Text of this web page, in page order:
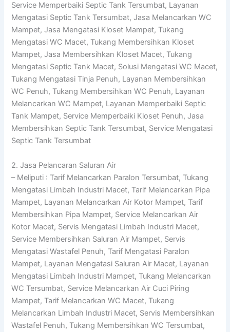
Service Memperbaiki Septic Tank Tersumbat, Layanan
Mengatasi Septic Tank Tersumbat, Jasa Melancarkan WC
Mampet, Jasa Mengatasi Kloset Mampet, Tukang
Mengatasi WC Macet, Tukang Membersihkan Kloset
Mampet, Jasa Membersihkan Kloset Macet, Tukang
Mengatasi Septic Tank Macet, Solusi Mengatasi WC Macet,
Tukang Mengatasi Tinja Penuh, Layanan Membersihkan
WC Penuh, Tukang Membersihkan WC Penuh, Layanan
Melancarkan WC Mampet, Layanan Memperbaiki Septic
Tank Mampet, Service Memperbaiki Kloset Penuh, Jasa
Membersihkan Septic Tank Tersumbat, Service Mengatasi
Septic Tank Tersumbat
2. Jasa Pelancaran Saluran Air
– Meliputi : Tarif Melancarkan Paralon Tersumbat, Tukang
Mengatasi Limbah Industri Macet, Tarif Melancarkan Pipa
Mampet, Layanan Melancarkan Air Kotor Mampet, Tarif
Membersihkan Pipa Mampet, Service Melancarkan Air
Kotor Macet, Servis Mengatasi Limbah Industri Macet,
Service Membersihkan Saluran Air Mampet, Servis
Mengatasi Wastafel Penuh, Tarif Mengatasi Paralon
Mampet, Layanan Mengatasi Saluran Air Macet, Layanan
Mengatasi Limbah Industri Mampet, Tukang Melancarkan
WC Tersumbat, Service Melancarkan Air Cuci Piring
Mampet, Tarif Melancarkan WC Macet, Tukang
Melancarkan Limbah Industri Macet, Servis Membersihkan
Wastafel Penuh, Tukang Membersihkan WC Tersumbat,